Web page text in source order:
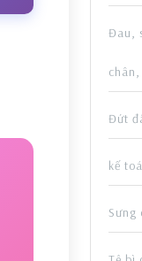
Đau,
Đứt
kế
Sưng